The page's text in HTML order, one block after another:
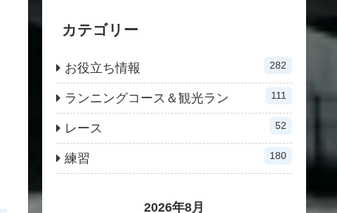
カテゴリー
お役立ち情報 282
ランニングコース＆観光ラン 111
レース 52
練習 180
2026年8月